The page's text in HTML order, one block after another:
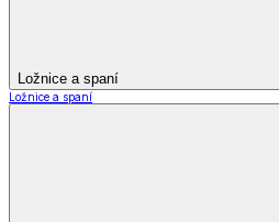
Ložnice a spaní
Ložnice a spaní